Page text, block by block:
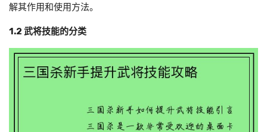
解其作用和使用方法。
1.2 武将技能的分类